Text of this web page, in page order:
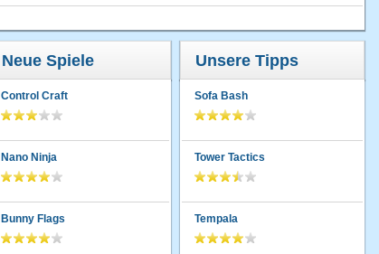
Neue Spiele
Control Craft
Nano Ninja
Bunny Flags
Unsere Tipps
Sofa Bash
Tower Tactics
Tempala